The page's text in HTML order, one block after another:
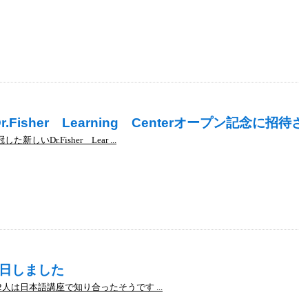
Learning Centerオープン記念に招待
した新しいDr.Fisher Lear ...
しました
は日本語講座で知り合ったそうです ...